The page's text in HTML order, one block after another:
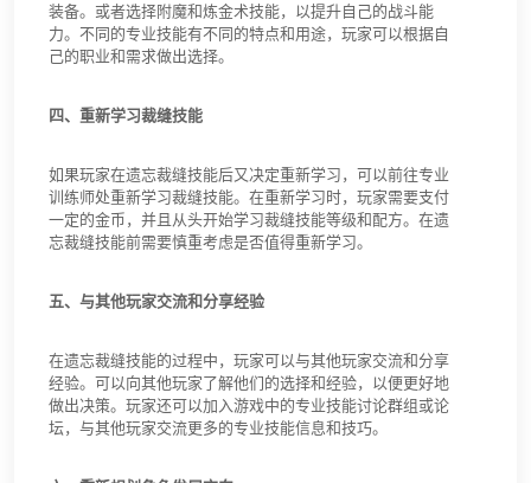
装备。或者选择附魔和炼金术技能，以提升自己的战斗能
力。不同的专业技能有不同的特点和用途，玩家可以根据自
己的职业和需求做出选择。
四、重新学习裁缝技能
如果玩家在遗忘裁缝技能后又决定重新学习，可以前往专业
训练师处重新学习裁缝技能。在重新学习时，玩家需要支付
一定的金币，并且从头开始学习裁缝技能等级和配方。在遗
忘裁缝技能前需要慎重考虑是否值得重新学习。
五、与其他玩家交流和分享经验
在遗忘裁缝技能的过程中，玩家可以与其他玩家交流和分享
经验。可以向其他玩家了解他们的选择和经验，以便更好地
做出决策。玩家还可以加入游戏中的专业技能讨论群组或论
坛，与其他玩家交流更多的专业技能信息和技巧。